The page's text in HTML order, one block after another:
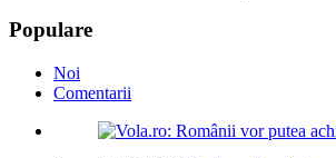
Populare
Noi
Comentarii